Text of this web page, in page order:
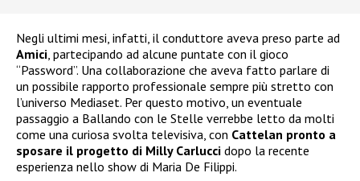
Negli ultimi mesi, infatti, il conduttore aveva preso parte ad
Amici, partecipando ad alcune puntate con il gioco
“Password”. Una collaborazione che aveva fatto parlare di
un possibile rapporto professionale sempre più stretto con
l’universo Mediaset. Per questo motivo, un eventuale
passaggio a Ballando con le Stelle verrebbe letto da molti
come una curiosa svolta televisiva, con Cattelan pronto a
sposare il progetto di Milly Carlucci dopo la recente
esperienza nello show di Maria De Filippi.